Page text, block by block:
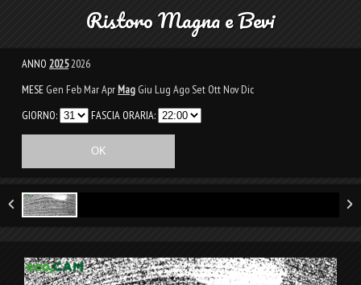
Ristoro Magna e Bevi
ANNO 20252026
MESE Gen Feb MarApr Mag Giu Lug AgoSet Ott Nov Dic
GIORNO:
FASCIA ORARIA: